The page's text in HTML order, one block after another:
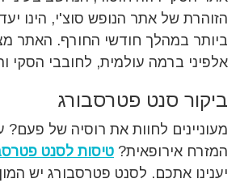
הזוהרת של אתר הנופש סוצ'י, הינו יעד
ביותר במהלך חודשי החורף. האתר
אלפיני ברמה עולמית, לחובבי הסקי
ביקור סנט פטרסבורג
מעוניינים לחוות את רוסיה של
המזרח אירופאית? טיסות לסנט
יענינו אתכם. לסנט פטרסבורג יש